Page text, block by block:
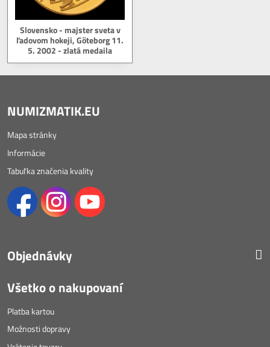
Slovensko - majster sveta v
ľadovom hokeji, Göteborg 11.
5. 2002 - zlatá medaila
NUMIZMATIK.EU
Mapa stránky
Informácie
Tabuľka značenia kvality
Objednávky
Všetko o nakupovaní
Platba kartou
Možnosti dopravy